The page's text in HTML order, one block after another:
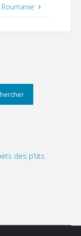
Roumanie
des p’tits